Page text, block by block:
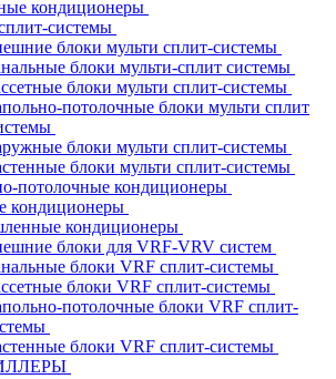
кондиционеры
системы
блоки мульти сплит-системы
блоки мульти-сплит системы
блоки мульти сплит-системы
потолочные блоки мульти сплит
блоки мульти сплит-системы
блоки мульти сплит-системы
потолочные кондиционеры
кондиционеры
кондиционеры
блоки для VRF-VRV систем
блоки VRF сплит-системы
блоки VRF сплит-системы
потолочные блоки VRF сплит-
блоки VRF сплит-системы